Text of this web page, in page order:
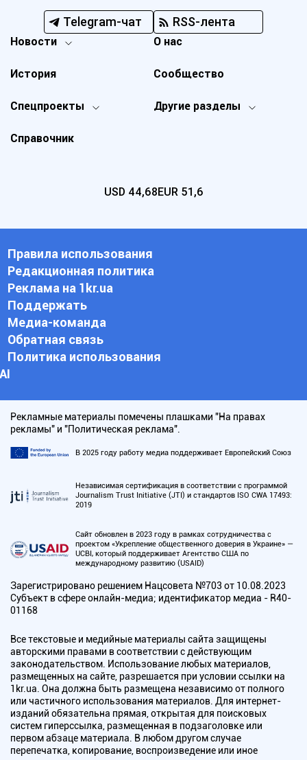
Telegram-чат RSS-лента
Новости
Спецпроекты Другие разделы
История
О нас
Справочник
Сообщество
USD 44,68EUR 51,6
Правила использования
Редакционная политика
Реклама на 1kr.ua
Поддержать
Медиа-команда
Обратная связь
Политика использования
АI
Рекламные материалы помечены плашками "На правах
рекламы" и "Политическая реклама".
В 2025 году работу медиа поддерживает Европейский Союз
Независимая сертификация в соответствии с программой
Journalism Trust Initiative (JTI) и стандартов ISO CWA 17493:
2019
Сайт обновлен в 2023 году в рамках сотрудничества с
проектом «Укрепление общественного доверия в Украине» —
UCBI, который поддерживает Агентство США по
международному развитию (USAID)
Зарегистрировано решением Нацсовета №703 от 10.08.2023
Субъект в сфере онлайн-медиа; идентификатор медиа - R40-
01168
Все текстовые и медийные материалы сайта защищены
авторскими правами в соответствии с действующим
законодательством. Использование любых материалов,
размещенных на сайте, разрешается при условии ссылки на
1kr.ua. Она должна быть размещена независимо от полного
или частичного использования материалов. Для интернет-
изданий обязательна прямая, открытая для поисковых
систем гиперссылка, размещенная в подзаголовке или
первом абзаце материала. В любом другом случае
перепечатка, копирование, воспроизведение или иное